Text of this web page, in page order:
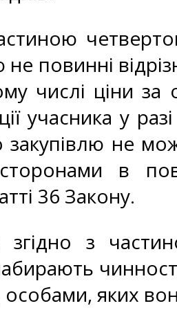
повинні
числі ціни
учасника у
не
сторонами в
36 Закону.
з
яких